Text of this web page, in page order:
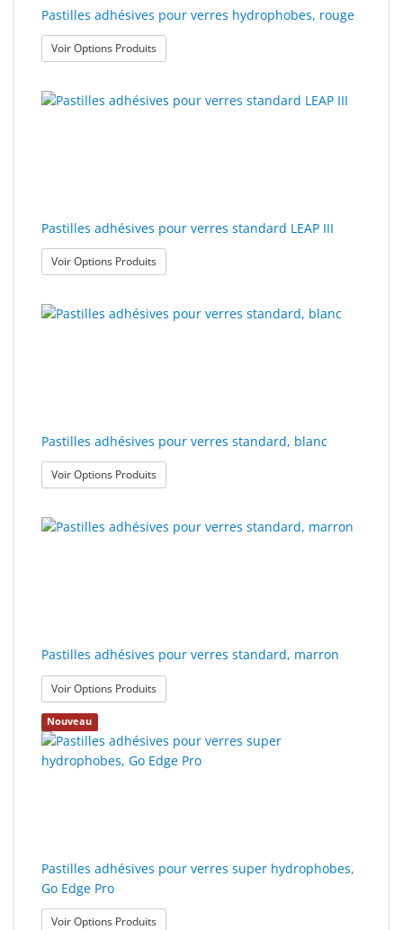
Pastilles adhésives pour verres hydrophobes, rouge
Voir Options Produits: Pastilles adhésives pour verres hydrophobes,
Pastilles adhésives pour verres standard LEAP III
Voir Options Produits: Pastilles adhésives pour verres standard LEAP III
Pastilles adhésives pour verres standard, blanc
Voir Options Produits: Pastilles adhésives pour verres standard, blanc
Pastilles adhésives pour verres standard, marron
Voir Options Produits: Pastilles adhésives pour verres standard,
Nouveau
Pastilles adhésives pour verres super hydrophobes,
Go Edge Pro
Voir Options Produits: Pastilles adhésives pour verres super